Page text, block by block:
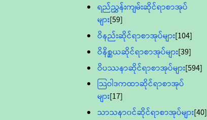
ရည်ညွှန်းကျမ်းဆိုင်ရာစာအုပ်
များ[59]
ဝိနည်းဆိုင်ရာစာအုပ်များ[104]
ဝိနိစ္ဆယဆိုင်ရာစာအုပ်များ[39]
ဝိပဿနာဆိုင်ရာစာအုပ်များ[594]
သြဝါဒကထာဆိုင်ရာစာအုပ်
များ[17]
သာသနာ၀င်ဆိုင်ရာစာအုပ်များ[40]